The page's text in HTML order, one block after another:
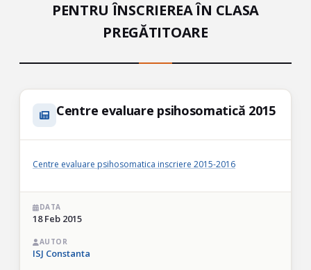
PENTRU ÎNSCRIEREA ÎN CLASA
PREGĂTITOARE
Centre evaluare psihosomatică 2015
Centre evaluare psihosomatica inscriere 2015-2016
DATA
18 Feb 2015
AUTOR
ISJ Constanta